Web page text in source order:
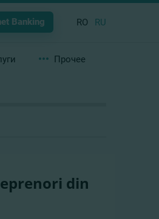
Banking RO RU
Прочее
din